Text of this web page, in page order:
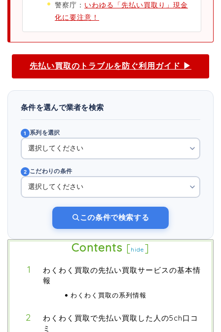
警察庁： いわゆる「先払い買取り」現金
化に要注意！
先払い買取のトラブルを防ぐ利用ガイド ▶
条件を選んで業者を検索
1 系列を選択
2 こだわりの条件
この条件で検索する
Contents [hide ]
わくわく買取の先払い買取サービスの基本情
報
わくわく買取の系列情報
わくわく買取で先払い買取した人の5ch口コ
ミ